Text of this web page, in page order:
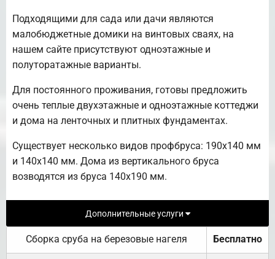
Подходящими для сада или дачи являются
малобюджетные домики на винтовых сваях, на
нашем сайте присутствуют одноэтажные и
полуторатажные варианты.
Для постоянного проживания, готовы предложить
очень теплые двухэтажные и одноэтажные коттеджи
и дома на ленточных и плитных фундаментах.
Существует несколько видов профбруса: 190х140 мм
и 140х140 мм. Дома из вертикального бруса
возводятся из бруса 140х190 мм.
Дополнительные услуги
Сборка сруба на березовые нагеля Бесплатно